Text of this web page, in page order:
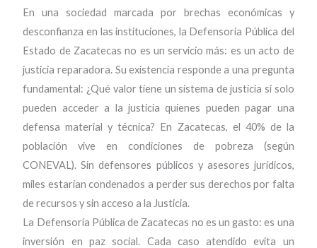
En una sociedad marcada por brechas económicas y
desconfianza en las instituciones, la Defensoría Pública del
Estado de Zacatecas no es un servicio más: es un acto de
justicia reparadora. Su existencia responde a una pregunta
fundamental: ¿Qué valor tiene un sistema de justicia si solo
pueden acceder a la justicia quienes pueden pagar una
defensa material y técnica? En Zacatecas, el 40% de la
población vive en condiciones de pobreza (según
CONEVAL). Sin defensores públicos y asesores jurídicos,
miles estarían condenados a perder sus derechos por falta
de recursos y sin acceso a la Justicia.
La Defensoría Pública de Zacatecas no es un gasto: es una
inversión en paz social. Cada caso atendido evita un